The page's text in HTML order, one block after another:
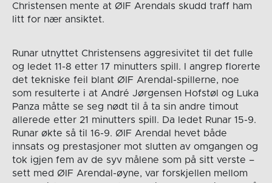
Christensen mente at ØIF Arendals skudd traff ham
litt for nær ansiktet.
Runar utnyttet Christensens aggresivitet til det fulle
og ledet 11-8 etter 17 minutters spill. I angrep florerte
det tekniske feil blant ØIF Arendal-spillerne, noe
som resulterte i at André Jørgensen Hofstøl og Luka
Panza måtte se seg nødt til å ta sin andre timout
allerede etter 21 minutters spill. Da ledet Runar 15-9.
Runar økte så til 16-9. ØIF Arendal hevet både
innsats og prestasjoner mot slutten av omgangen og
tok igjen fem av de syv målene som på sitt verste –
sett med ØIF Arendal-øyne, var forskjellen mellom